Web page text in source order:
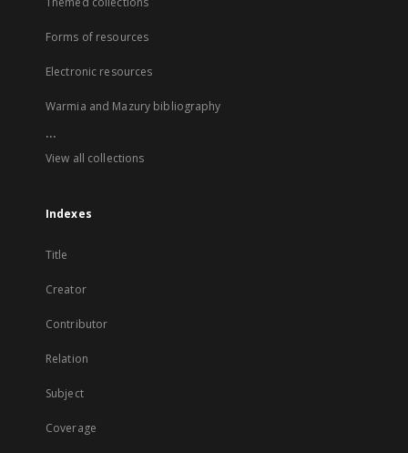
Forms of resources
Electronic resources
Warmia and Mazury bibliography
...
View all collections
Indexes
Title
Creator
Contributor
Relation
Subject
Coverage